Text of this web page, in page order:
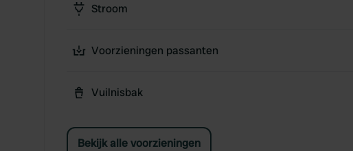
Stroom
Voorzieningen passanten
Vuilnisbak
Bekijk alle voorzieningen